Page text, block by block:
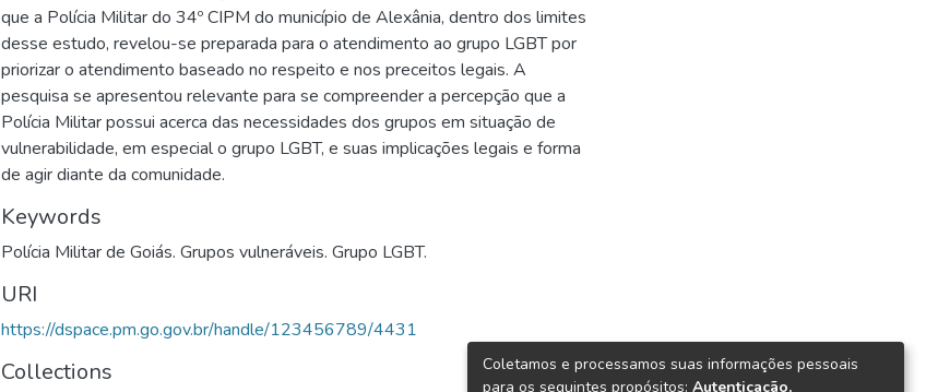
que a Polícia Militar do 34º CIPM do município de Alexânia, dentro dos limites
desse estudo, revelou-se preparada para o atendimento ao grupo LGBT por
priorizar o atendimento baseado no respeito e nos preceitos legais. A
pesquisa se apresentou relevante para se compreender a percepção que a
Polícia Militar possui acerca das necessidades dos grupos em situação de
vulnerabilidade, em especial o grupo LGBT, e suas implicações legais e forma
de agir diante da comunidade.
Keywords
Polícia Militar de Goiás. Grupos vulneráveis. Grupo LGBT.
URI
https://dspace.pm.go.gov.br/handle/123456789/4431
Collections
Coletamos e processamos suas informações pessoais
para os seguintes propósitos: Autenticação,